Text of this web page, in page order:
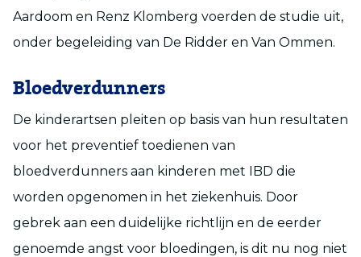
Aardoom en Renz Klomberg voerden de studie uit,
onder begeleiding van De Ridder en Van Ommen.
Bloedverdunners
De kinderartsen pleiten op basis van hun resultaten
voor het preventief toedienen van
bloedverdunners aan kinderen met IBD die
worden opgenomen in het ziekenhuis. Door
gebrek aan een duidelijke richtlijn en de eerder
genoemde angst voor bloedingen, is dit nu nog niet